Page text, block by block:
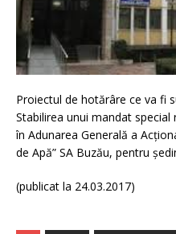
Proiectul de hotărâre ce va fi
Stabilirea unui mandat special
în Adunarea Generală a
de Apă” SA Buzău, pentru
(publicat la 24.03.2017)